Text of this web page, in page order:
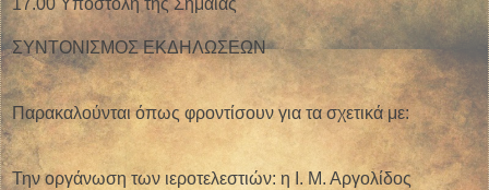
17.00 Υποστολή της Σημαίας
ΣΥΝΤΟΝΙΣΜΟΣ ΕΚΔΗΛΩΣΕΩΝ
Παρακαλούνται όπως φροντίσουν για τα σχετικά με:
Την οργάνωση των ιεροτελεστιών: η Ι. Μ. Αργολίδος